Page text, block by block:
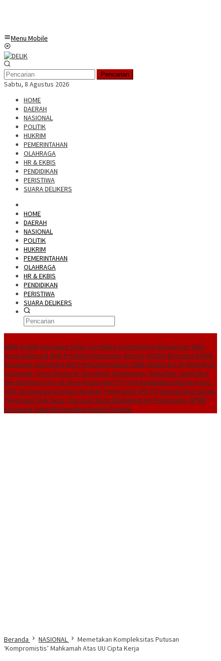
Menu Mobile
Pencarian
Sabtu, 8 Agustus 2026
HOME
DAERAH
NASIONAL
POLITIK
HUKRIM
PEMERINTAHAN
OLAHRAGA
HR & EKBIS
PENDIDIKAN
PERISTIWA
SUARA DELIKERS
HOME
DAERAH
NASIONAL
POLITIK
HUKRIM
PEMERINTAHAN
OLAHRAGA
HR & EKBIS
PENDIDIKAN
PERISTIWA
SUARA DELIKERS
NHRI–KADIN Karawang Gelar Sertifikasi Kompetensi Manajemen SDM,
Asesi Didorong Raih Predikat Kompeten Sinergi ASOKA Bersama KADIN
Karawang dan Metra-Net Perkuat Kesiapan SDM Hadapi Era AI Demokrat
Karawang Terus Bergerak Bersihkan Lingkungan, Wujudkan Langit Biru
dan Indonesia Asri di Desa Kutapohaci Proyek Rehabilitasi Ruang Kelas
SDN Ciptamarga II Diduga Abaikan Penerapan APD K3 Enggak Bisa Lunasi
Pekerjaan Fisik Desa, Dua Aset Desa Dijaminkan ke Pengusaha, DPMD
Karawang Bakal Berhentikan Kades Parakan
Beranda NASIONAL
Memetakan Kompleksitas Putusan
‘Kompromistis’ Mahkamah Atas UU Cipta Kerja